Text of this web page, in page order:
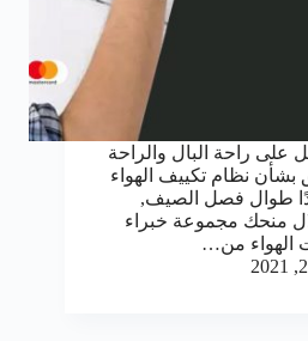
راحة البال والراحة
بشأن نظام تكييف الهواء
طوال فصل الصيف,
منحك مجموعة خبراء
الهواء من…